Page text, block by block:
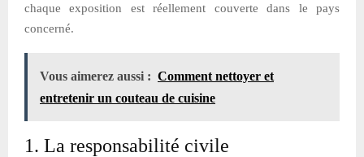
chaque exposition est réellement couverte dans le pays
concerné.
Vous aimerez aussi : Comment nettoyer et
entretenir un couteau de cuisine
1. La responsabilité civile